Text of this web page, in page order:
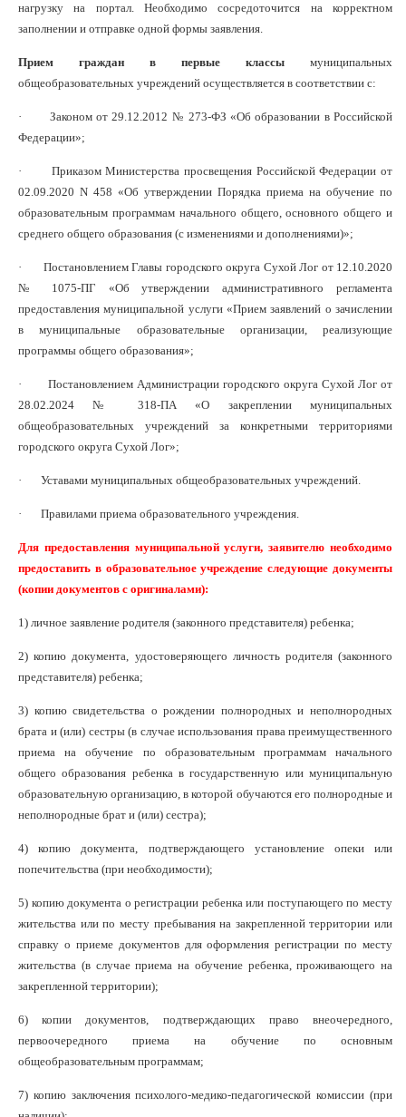
нагрузку на портал. Необходимо сосредоточится на корректном
заполнении и отправке одной формы заявления.
Прием граждан в первые классы муниципальных
общеобразовательных учреждений осуществляется в соответствии с:
· Законом от 29.12.2012 № 273-ФЗ «Об образовании в Российской
Федерации»;
· Приказом Министерства просвещения Российской Федерации от
02.09.2020 N 458 «Об утверждении Порядка приема на обучение по
образовательным программам начального общего, основного общего и
среднего общего образования (с изменениями и дополнениями)»;
· Постановлением Главы городского округа Сухой Лог от 12.10.2020
№ 1075-ПГ «Об утверждении административного регламента
предоставления муниципальной услуги «Прием заявлений о зачислении
в муниципальные образовательные организации, реализующие
программы общего образования»;
· Постановлением Администрации городского округа Сухой Лог от
28.02.2024 № 318-ПА «О закреплении муниципальных
общеобразовательных учреждений за конкретными территориями
городского округа Сухой Лог»;
· Уставами муниципальных общеобразовательных учреждений.
· Правилами приема образовательного учреждения.
Для предоставления муниципальной услуги, заявителю необходимо
предоставить в образовательное учреждение следующие документы
(копии документов с оригиналами):
1) личное заявление родителя (законного представителя) ребенка;
2) копию документа, удостоверяющего личность родителя (законного
представителя) ребенка;
3) копию свидетельства о рождении полнородных и неполнородных
брата и (или) сестры (в случае использования права преимущественного
приема на обучение по образовательным программам начального
общего образования ребенка в государственную или муниципальную
образовательную организацию, в которой обучаются его полнородные и
неполнородные брат и (или) сестра);
4) копию документа, подтверждающего установление опеки или
попечительства (при необходимости);
5) копию документа о регистрации ребенка или поступающего по месту
жительства или по месту пребывания на закрепленной территории или
справку о приеме документов для оформления регистрации по месту
жительства (в случае приема на обучение ребенка, проживающего на
закрепленной территории);
6) копии документов, подтверждающих право внеочередного,
первоочередного приема на обучение по основным
общеобразовательным программам;
7) копию заключения психолого-медико-педагогической комиссии (при